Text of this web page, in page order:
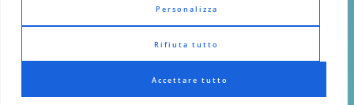
Personalizza
Rifiuta tutto
Accettare tutto
Reserved | P.Iva: 04466470871